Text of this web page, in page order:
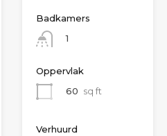
Badkamers
1
Oppervlak
60 sq ft
Verhuurd